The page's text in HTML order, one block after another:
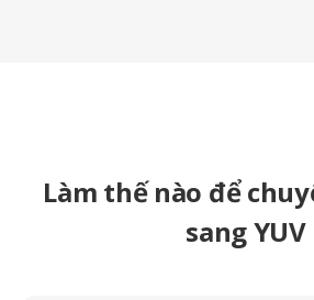
Làm thế nào để
sang YUV